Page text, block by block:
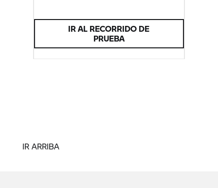
IR AL RECORRIDO DE
PRUEBA
IR ARRIBA